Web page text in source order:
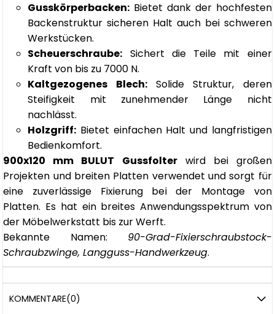
Gusskörperbacken: Bietet dank der hochfesten
Backenstruktur sicheren Halt auch bei schweren
Werkstücken.
Scheuerschraube: Sichert die Teile mit einer
Kraft von bis zu 7000 N.
Kaltgezogenes Blech:Solide Struktur, deren
Steifigkeit mit zunehmender Länge nicht
nachlässt.
Holzgriff: Bietet einfachen Halt und langfristigen
Bedienkomfort.
900x120 mm BULUT Gussfolterwird bei großen
Projekten und breiten Platten verwendet und sorgt für
eine zuverlässige Fixierung bei der Montage von
Platten. Es hat ein breites Anwendungsspektrum von
der Möbelwerkstatt bis zur Werft.
Bekannte Namen: 90-Grad-Fixierschraubstock-
Schraubzwinge, Langguss-Handwerkzeug.
KOMMENTARE(0)